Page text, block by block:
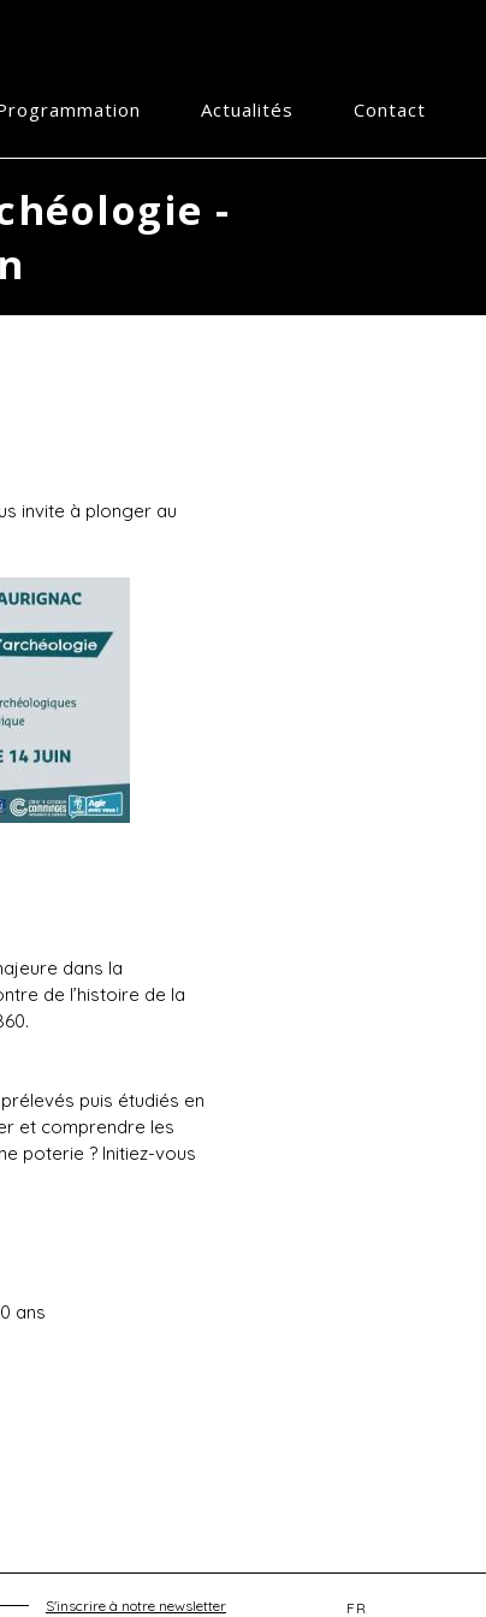
Actualités Contact
-
invite à plonger au
dans la
de l’histoire de la
puis étudiés en
et comprendre les
poterie ? Initiez-vous
ans
S'inscrire à notre newsletter FR